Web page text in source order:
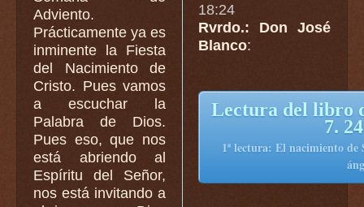
Adviento.
Prácticamente ya es
inminente la Fiesta
del Nacimiento de
Cristo. Pues vamos
a escuchar la
Palabra de Dios.
Pues eso, que nos
está abriendo al
Espíritu del Señor,
nos está invitando a
18:24
Rvrdo.: Don José
Blanco:
Lectura del libro
7.
1ª lectura: El nacimiento